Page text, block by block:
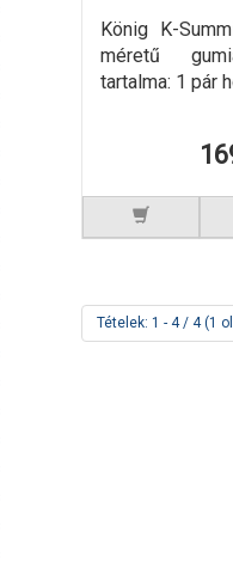
König K-
méretű
tartalma: 1 pár
Tételek: 1 - 4 / 4 (1